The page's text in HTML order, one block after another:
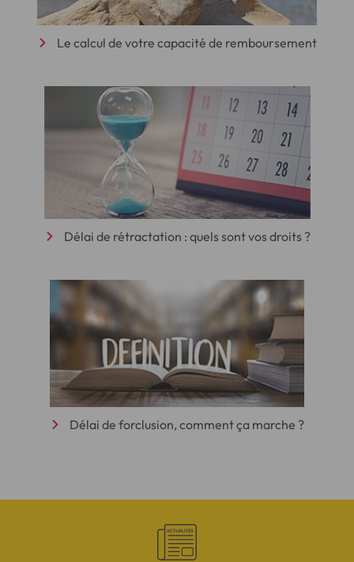
Le calcul de votre capacité de remboursement
Délai de rétractation : quels sont vos droits ?
Délai de forclusion, comment ça marche ?